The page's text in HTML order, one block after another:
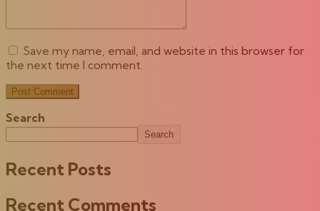
Save my name, email, and website in this browser for
the next time I comment.
Search
Search
Recent Posts
Recent Comments